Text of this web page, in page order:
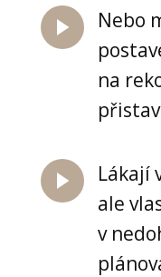
Nebo
na
Lákají
ale
v